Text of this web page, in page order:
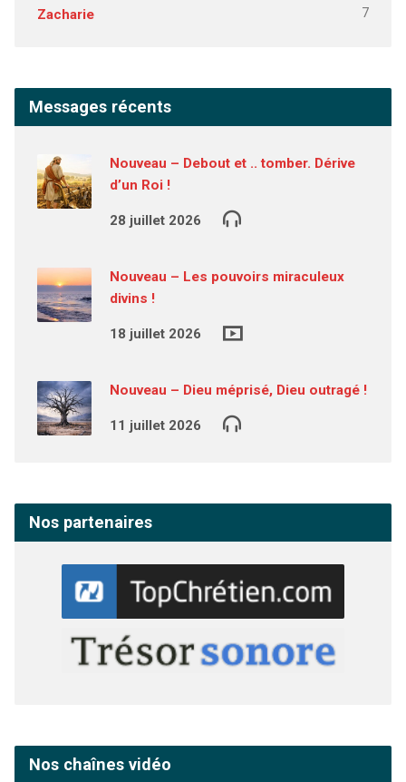
Zacharie 7
Messages récents
Nouveau – Debout et .. tomber. Dérive
d’un Roi !
28 juillet 2026
Nouveau – Les pouvoirs miraculeux
divins !
18 juillet 2026
Nouveau – Dieu méprisé, Dieu outragé !
11 juillet 2026
Nos partenaires
Nos chaînes vidéo